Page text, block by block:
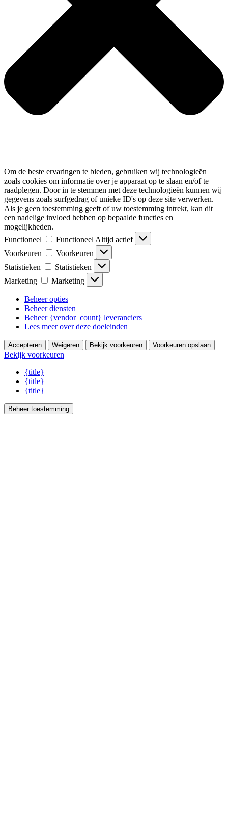
Om de beste ervaringen te bieden, gebruiken wij technologieën
zoals cookies om informatie over je apparaat op te slaan en/of te
raadplegen. Door in te stemmen met deze technologieën kunnen wij
gegevens zoals surfgedrag of unieke ID's op deze site verwerken.
Als je geen toestemming geeft of uw toestemming intrekt, kan dit
een nadelige invloed hebben op bepaalde functies en
mogelijkheden.
Functioneel
Functioneel Altijd actief
Voorkeuren
Voorkeuren
Statistieken
Statistieken
Marketing
Marketing
Beheer opties
Beheer diensten
Beheer {vendor_count} leveranciers
Lees meer over deze doeleinden
Accepteren Weigeren Bekijk voorkeuren Voorkeuren opslaan
Bekijk voorkeuren
{title}
{title}
{title}
Beheer toestemming